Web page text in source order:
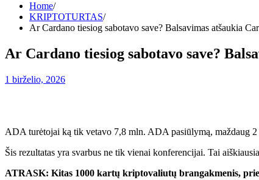
Home
KRIPTOTURTAS
Ar Cardano tiesiog sabotavo save? Balsavimas atšaukia
Ar Cardano tiesiog sabotavo save?
1 birželio, 2026
ADA turėtojai ką tik vetavo 7,8 mln. ADA pasiūlymą, maždaug
Šis rezultatas yra svarbus ne tik vienai konferencijai. Tai
ATRASK: Kitas 1000 kartų kriptovaliutų brangakmenis,